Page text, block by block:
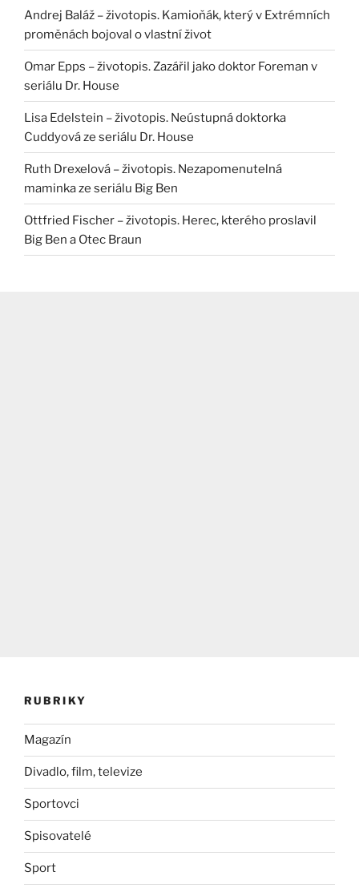
Andrej Baláž – životopis. Kamioňák, který v Extrémních
proměnách bojoval o vlastní život
Omar Epps – životopis. Zazářil jako doktor Foreman v
seriálu Dr. House
Lisa Edelstein – životopis. Neústupná doktorka
Cuddyová ze seriálu Dr. House
Ruth Drexelová – životopis. Nezapomenutelná
maminka ze seriálu Big Ben
Ottfried Fischer – životopis. Herec, kterého proslavil
Big Ben a Otec Braun
RUBRIKY
Magazín
Divadlo, film, televize
Sportovci
Spisovatelé
Sport